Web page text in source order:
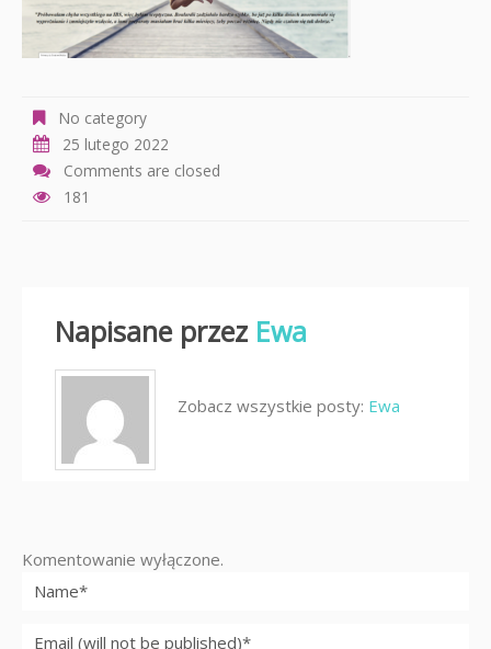
No category
25 lutego 2022
Comments are closed
181
Napisane przez Ewa
Zobacz wszystkie posty: Ewa
Komentowanie wyłączone.